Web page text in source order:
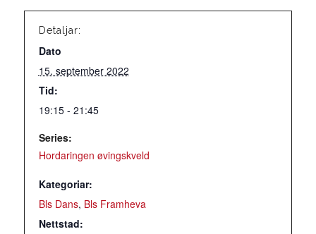
Detaljar:
Dato
15. september 2022
Tid:
19:15 - 21:45
Series:
Hordaringen øvingskveld
Kategoriar:
Bls Dans, Bls Framheva
Nettstad: